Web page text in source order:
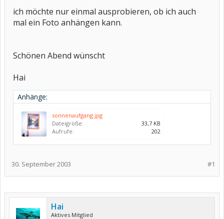
ich möchte nur einmal ausprobieren, ob ich auch
mal ein Foto anhängen kann.
Schönen Abend wünscht
Hai
Anhänge:
sonnenaufgang.jpg
Dateigröße:
33,7 KB
Aufrufe:
202
#1
30. September 2003
Hai
Aktives Mitglied